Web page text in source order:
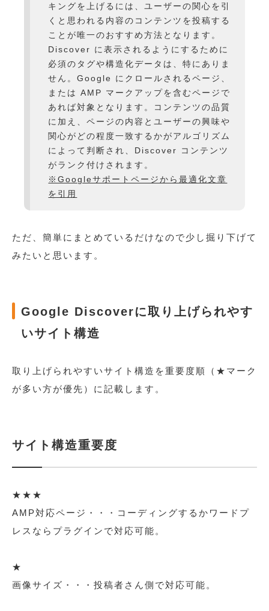
キングを上げるには、ユーザーの関心を引
くと思われる内容のコンテンツを投稿する
ことが唯一のおすすめ方法となります。
Discover に表示されるようにするために
必須のタグや構造化データは、特にありま
せん。Google にクロールされるページ、
または AMP マークアップを含むページで
あれば対象となります。コンテンツの品質
に加え、ページの内容とユーザーの興味や
関心がどの程度一致するかがアルゴリズム
によって判断され、Discover コンテンツ
がランク付けされます。
※Googleサポートページから最適化文章
を引用
ただ、簡単にまとめているだけなので少し掘り下げて
みたいと思います。
Google Discoverに取り上げられやす
いサイト構造
取り上げられやすいサイト構造を重要度順（★マーク
が多い方が優先）に記載します。
サイト構造重要度
★★★
AMP対応ページ・・・コーディングするかワードプ
レスならプラグインで対応可能。
★
画像サイズ・・・投稿者さん側で対応可能。